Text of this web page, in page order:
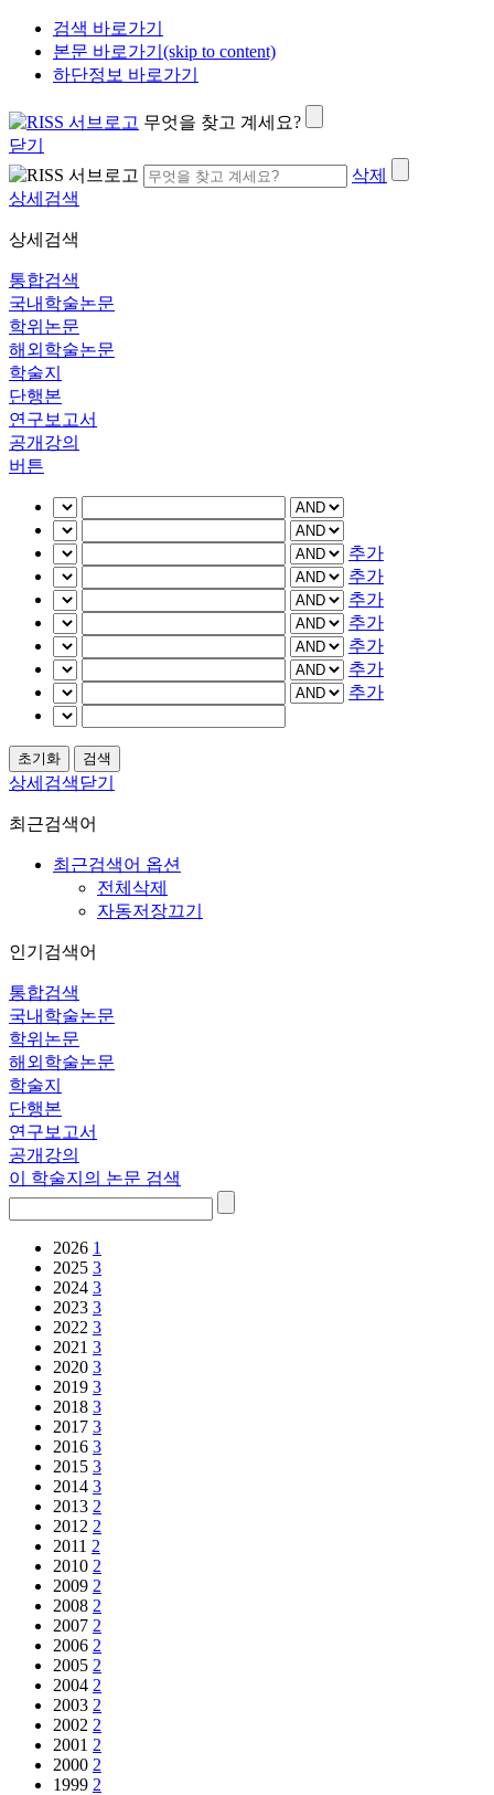
검색 바로가기
본문 바로가기(skip to content)
하단정보 바로가기
무엇을 찾고 계세요?
닫기
삭제
상세검색
상세검색
통합검색
국내학술논문
학위논문
해외학술논문
학술지
단행본
연구보고서
공개강의
버튼
추가
추가
추가
추가
추가
추가
추가
상세검색닫기
최근검색어
최근검색어 옵션
전체삭제
자동저장끄기
인기검색어
통합검색
국내학술논문
학위논문
해외학술논문
학술지
단행본
연구보고서
공개강의
이 학술지의 논문 검색
2026 1
2025 3
2024 3
2023 3
2022 3
2021 3
2020 3
2019 3
2018 3
2017 3
2016 3
2015 3
2014 3
2013 2
2012 2
2011 2
2010 2
2009 2
2008 2
2007 2
2006 2
2005 2
2004 2
2003 2
2002 2
2001 2
2000 2
1999 2